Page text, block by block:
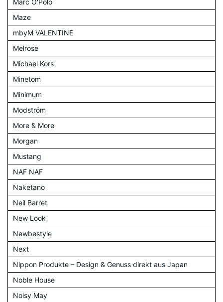
Maze
mbyM VALENTINE
Melrose
Michael Kors
Minetom
Minimum
Modström
More & More
Morgan
Mustang
NAF NAF
Naketano
Neil Barret
New Look
Newbestyle
Next
Nippon Produkte – Design & Genuss direkt aus Japan
Noble House
Noisy May